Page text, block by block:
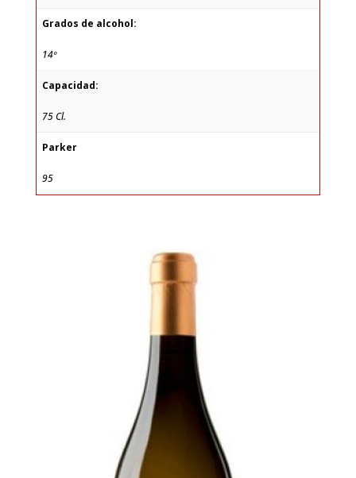
Grados de alcohol:
14º
Capacidad:
75 Cl.
Parker
95